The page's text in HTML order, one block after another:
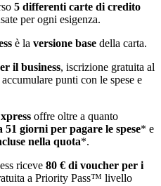
5 differenti carte di credito
per ogni esigenza.
è la versione base della carta.
il business, iscrizione gratuita al
punti con le spese e
offre oltre a quanto
51 giorni per pagare le spese* e
nella quota*.
riceve 80 € di voucher per i
a Priority Pass™ livello